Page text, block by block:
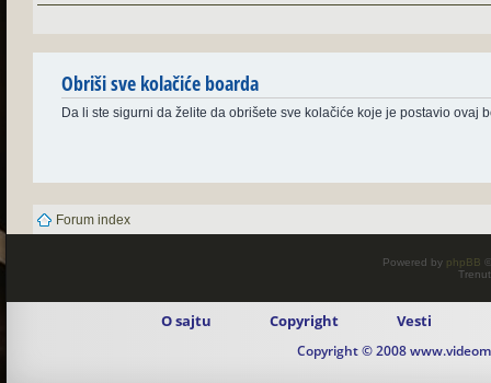
Obriši sve kolačiće boarda
Da li ste sigurni da želite da obrišete sve kolačiće koje je postavio ovaj
Forum index
Powered by phpBB
O sajtu Copyright Vesti
Copyright © 2008